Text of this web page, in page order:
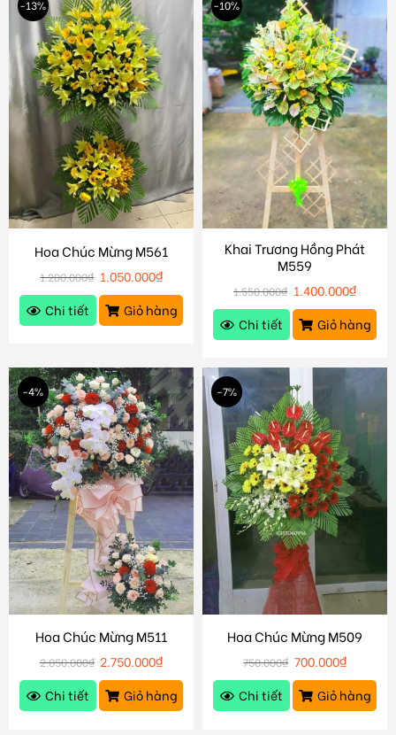
-13%
Hoa Chúc Mừng M561
1.200.000₫ 1.050.000₫
Chi tiết
Giỏ hàng
-10%
Khai Trương Hồng Phát
M559
1.550.000₫ 1.400.000₫
Chi tiết
Giỏ hàng
-4%
Hoa Chúc Mừng M511
2.850.000₫ 2.750.000₫
Chi tiết
Giỏ hàng
-7%
Hoa Chúc Mừng M509
750.000₫ 700.000₫
Chi tiết
Giỏ hàng